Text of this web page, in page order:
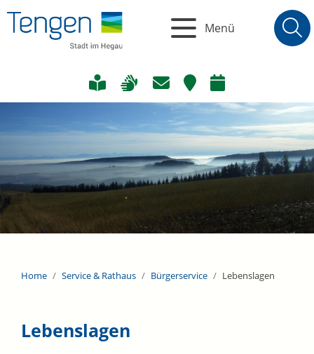
Menü
Home Service & Rathaus Bürgerservice Lebenslagen
Lebenslagen